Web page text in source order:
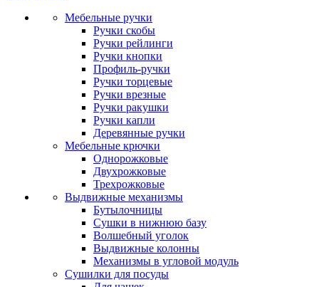
Мебельные ручки
Ручки скобы
Ручки рейлинги
Ручки кнопки
Профиль-ручки
Ручки торцевые
Ручки врезные
Ручки ракушки
Ручки капли
Деревянные ручки
Мебельные крючки
Однорожковые
Двухрожковые
Трехрожковые
Выдвижные механизмы
Бутылочницы
Сушки в нижнюю базу
Волшебный уголок
Выдвижные колонны
Механизмы в угловой модуль
Сушилки для посуды